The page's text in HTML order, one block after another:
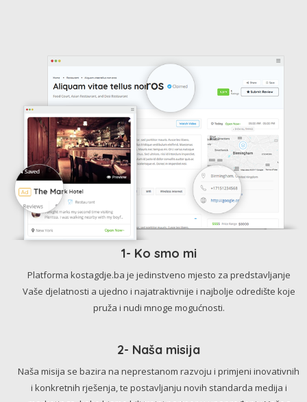
1- Ko smo mi
Platforma kostagdje.ba je jedinstveno mjesto za predstavljanje
Vaše djelatnosti a ujedno i najatraktivnije i najbolje odredište koje
pruža i nudi mnoge mogućnosti.
2- Naša misija
Naša misija se bazira na neprestanom razvoju i primjeni inovativnih
i konkretnih rješenja, te postavljanju novih standarda medija i